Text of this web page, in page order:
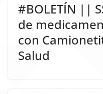
#BOLETÍN ||
de
con
Salud